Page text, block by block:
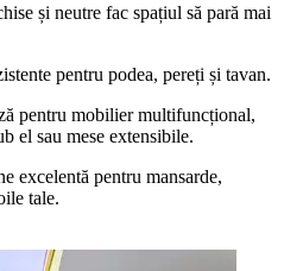
și neutre fac spațiul să pară mai
pentru podea, pereți și tavan.
pentru mobilier multifuncțional,
el sau mese extensibile.
excelentă pentru mansarde,
tale.